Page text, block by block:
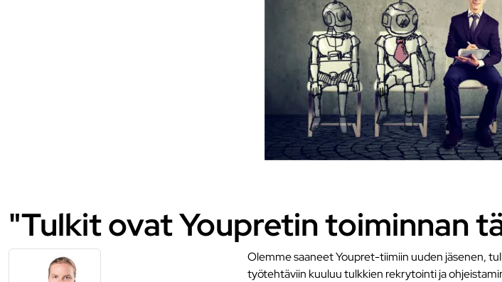
"Tulkit ovat Youpretin toiminnan
Olemme saaneet Youpret-tiimiin uuden jäsenen,
työtehtäviin kuuluu tulkkien rekrytointi ja